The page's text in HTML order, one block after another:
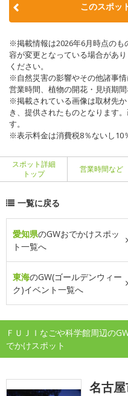
このスポッ
※掲載情報は2026年6月時点のも
容が変更となっている場合があ
ください。
※自然災害の影響やその他諸事
営業時間、植物の開花・見頃期
※掲載されている画像は取材先
き、提供されたものとなります
す。
※表示料金は消費税8％ないし10
スポット詳細
トップ
営業時間など
一覧に戻る
愛知県のGWおでかけスポッ
ト一覧へ
東海のGW(ゴールデンウィー
ク)イベント一覧へ
ＦＵＪＩなごや科学館周辺の
でかけスポット
名古